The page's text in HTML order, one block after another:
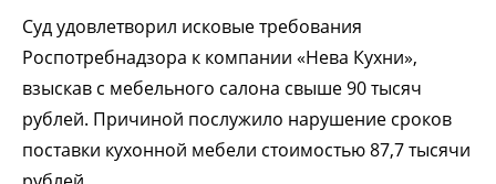
Суд удовлетворил исковые требования
Роспотребнадзора к компании «Нева Кухни»,
взыскав с мебельного салона свыше 90 тысяч
рублей. Причиной послужило нарушение сроков
поставки кухонной мебели стоимостью 87,7 тысячи